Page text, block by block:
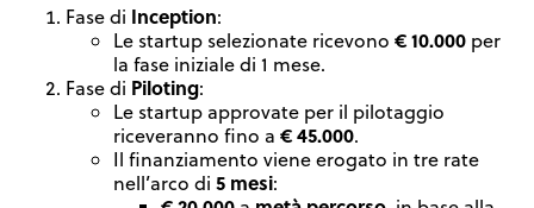
Fase di Inception:
Le startup selezionate ricevono € 10.000 per
la fase iniziale di 1 mese.
Fase di Piloting:
Le startup approvate per il pilotaggio
riceveranno fino a € 45.000.
Il finanziamento viene erogato in tre rate
nell’arco di 5 mesi: